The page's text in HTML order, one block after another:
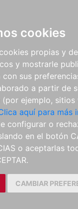
cookies
propias y
y mostrarle
con sus
a partir de
(por ejemplo, sitios
aquí para más
configurar o
en el botón
o aceptarlas
CAMBIAR